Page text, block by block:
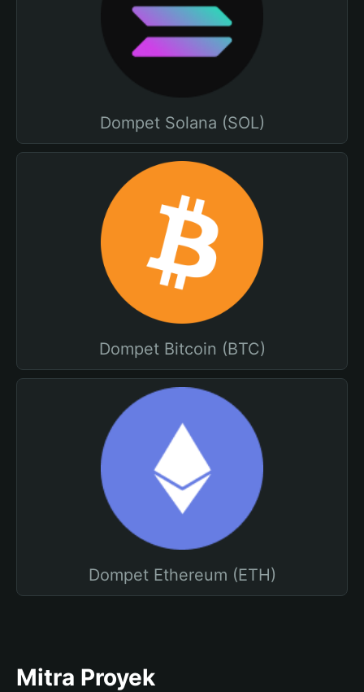
Dompet Solana (SOL)
Dompet Bitcoin (BTC)
Dompet Ethereum (ETH)
Mitra Proyek